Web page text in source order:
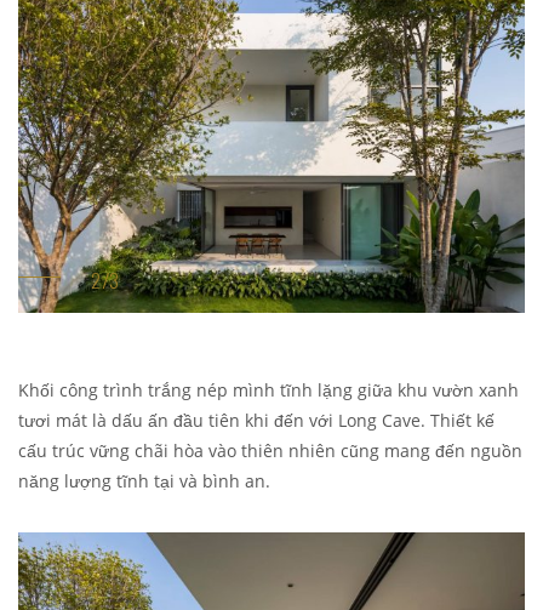
Khối công trình trắng nép mình tĩnh lặng giữa khu vườn xanh
tươi mát là dấu ấn đầu tiên khi đến với Long Cave. Thiết kế
cấu trúc vững chãi hòa vào thiên nhiên cũng mang đến nguồn
năng lượng tĩnh tại và bình an.